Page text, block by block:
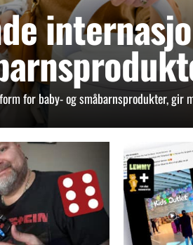
for baby- og småbarnsprodukter, gir